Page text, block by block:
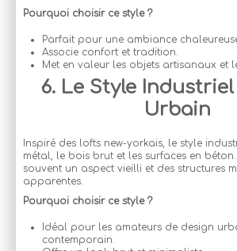
Pourquoi choisir ce style ?
Parfait pour une ambiance
Associe confort et tradition.
Met en valeur les objets artisanaux et
6. Le Style
Urbain
Inspiré des lofts new-yorkais, le style
métal, le bois brut et les surfaces en
souvent un aspect vieilli et des structures
apparentes.
Pourquoi choisir ce style ?
Idéal pour les amateurs de design
contemporain.